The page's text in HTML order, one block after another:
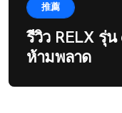
推薦
รีวิว RELX รุ่
ห้ามพลาด